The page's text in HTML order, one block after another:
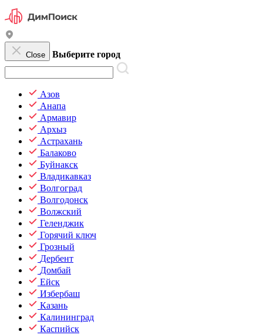
Close Выберите город
Азов
Анапа
Армавир
Архыз
Астрахань
Балаково
Буйнакск
Владикавказ
Волгоград
Волгодонск
Волжский
Геленджик
Горячий ключ
Грозный
Дербент
Домбай
Ейск
Избербаш
Казань
Калининград
Каспийск